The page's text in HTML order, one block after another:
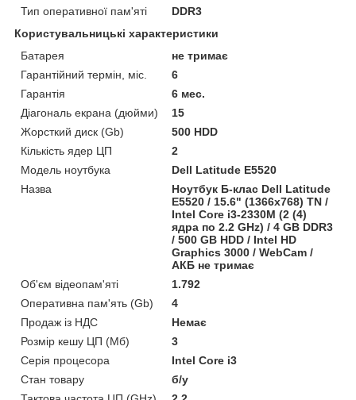
Тип оперативної пам'яті
DDR3
Користувальницькі характеристики
Батарея
не тримає
Гарантійний термін, міс.
6
Гарантія
6 мес.
Діагональ екрана (дюйми)
15
Жорсткий диск (Gb)
500 HDD
Кількість ядер ЦП
2
Модель ноутбука
Dell Latitude E5520
Назва
Ноутбук Б-клас Dell Latitude
E5520 / 15.6" (1366x768) TN /
Intel Core i3-2330M (2 (4)
ядра по 2.2 GHz) / 4 GB DDR3
/ 500 GB HDD / Intel HD
Graphics 3000 / WebCam /
АКБ не тримає
Об'єм відеопам'яті
1.792
Оперативна пам'ять (Gb)
4
Продаж із НДС
Немає
Розмір кешу ЦП (Мб)
3
Серія процесора
Intel Core i3
Стан товару
б/у